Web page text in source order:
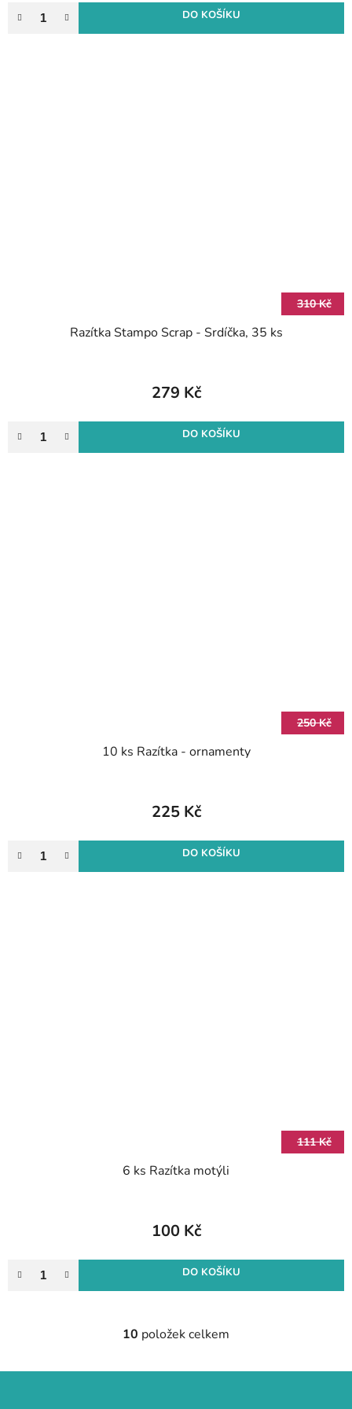
DO KOŠÍKU
310 Kč
Razítka Stampo Scrap - Srdíčka, 35 ks
279 Kč
DO KOŠÍKU
250 Kč
10 ks Razítka - ornamenty
225 Kč
DO KOŠÍKU
111 Kč
6 ks Razítka motýli
100 Kč
DO KOŠÍKU
O
l
10 položek celkem